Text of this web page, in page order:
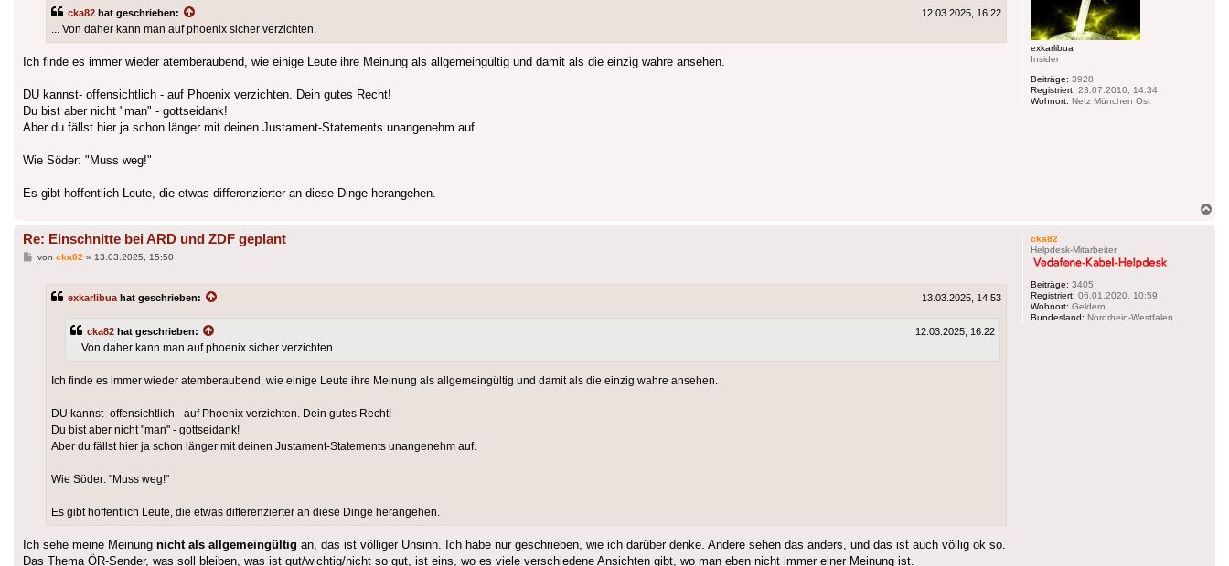
exkarlibua
Insider
Beiträge: 3928
Registriert: 23.07.2010, 14:34
Wohnort: Netz München Ost
cka82 hat geschrieben: 12.03.2025, 16:22
... Von daher kann man auf phoenix sicher verzichten.
Ich finde es immer wieder atemberaubend, wie einige Leute ihre Meinung als allgemeingültig und damit als die einzig wahre ansehen.
DU kannst- offensichtlich - auf Phoenix verzichten. Dein gutes Recht!
Du bist aber nicht "man" - gottseidank!
Aber du fällst hier ja schon länger mit deinen Justament-Statements unangenehm auf.
Wie Söder: "Muss weg!"
Es gibt hoffentlich Leute, die etwas differenzierter an diese Dinge herangehen.
cka82
Helpdesk-Mitarbeiter
Beiträge: 3405
Registriert: 06.01.2020, 10:59
Wohnort: Geldern
Bundesland: Nordrhein-Westfalen
Re: Einschnitte bei ARD und ZDF geplant
Beitrag
von cka82 » 13.03.2025, 15:50
exkarlibua hat geschrieben: 13.03.2025, 14:53
cka82 hat geschrieben: 12.03.2025, 16:22
... Von daher kann man auf phoenix sicher verzichten.
Ich finde es immer wieder atemberaubend, wie einige Leute ihre Meinung als allgemeingültig und damit als die einzig wahre ansehen.
DU kannst- offensichtlich - auf Phoenix verzichten. Dein gutes Recht!
Du bist aber nicht "man" - gottseidank!
Aber du fällst hier ja schon länger mit deinen Justament-Statements unangenehm auf.
Wie Söder: "Muss weg!"
Es gibt hoffentlich Leute, die etwas differenzierter an diese Dinge herangehen.
Ich sehe meine Meinung nicht als allgemeingültig an, das ist völliger Unsinn. Ich habe nur geschrieben, wie ich darüber denke. Andere sehen das anders, und das ist auch völlig ok so.
Das Thema ÖR-Sender, was soll bleiben, was ist gut/wichtig/nicht so gut, ist eins, wo es viele verschiedene Ansichten gibt, wo man eben nicht immer einer Meinung ist.